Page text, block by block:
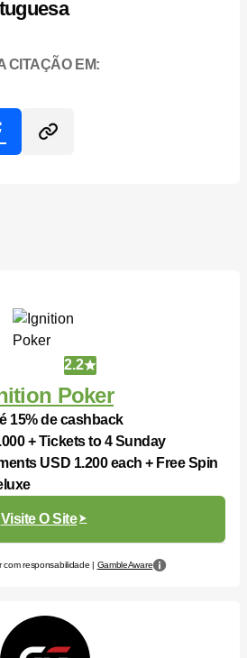
CITAÇÃO EM:
2.2
Poker
15% de cashback
+ Tickets to 4 Sunday
USD 1.200 each + Free Spin
Visite O Site
com responsabilidade | GambleAware